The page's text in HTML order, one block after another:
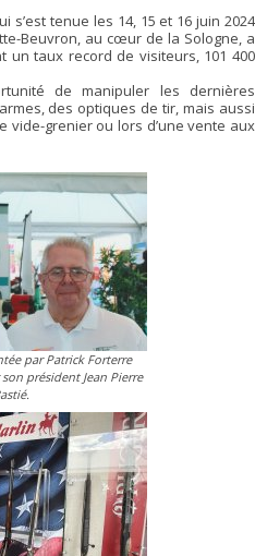
s’est tenue les 14, 15 et 16 juin 2024
Beuvron, au cœur de la Sologne, a
un taux record de visiteurs, 101 400
de manipuler les dernières
des optiques de tir, mais aussi
vide-grenier ou lors d’une vente aux
par Patrick Forterre
président Jean Pierre